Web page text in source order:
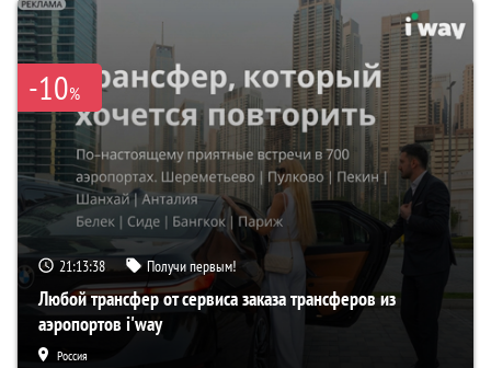
-10%
21:13:37 Получи первым!
Любой трансфер от сервиса заказа трансферов из
аэропортов i'way
Россия